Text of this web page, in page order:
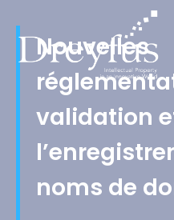
Nouvelles
validation
noms de